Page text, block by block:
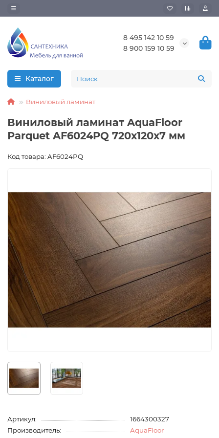
8 495 142 10 59
8 900 159 10 59
Каталог
Виниловый ламинат
Виниловый ламинат AquaFloor
Parquet AF6024PQ 720х120х7 мм
Код товара: AF6024PQ
Артикул:
1664300327
Производитель:
AquaFloor